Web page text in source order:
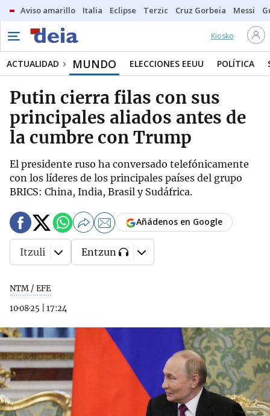
Aviso amarillo Italia Eclipse Terzic Cruz Gorbeia Messi
Kiosko
ACTUALIDAD MUNDO ELECCIONES EEUU POLÍTICA
Putin cierra filas con sus
principales aliados antes de
la cumbre con Trump
El presidente ruso ha conversado telefónicamente
con los líderes de los principales países del grupo
BRICS: China, India, Brasil y Sudáfrica.
NTM / EFE
10·08·25
17:24
Añádenos en Google
Itzuli Entzun